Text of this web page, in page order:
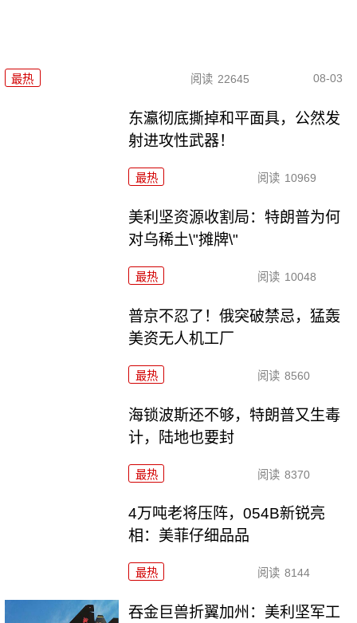
最热 阅读 22645 08-03
东瀛彻底撕掉和平面具，公然发
射进攻性武器！
最热 阅读 10969
美利坚资源收割局：特朗普为何
对乌稀土\"摊牌\"
最热 阅读 10048
普京不忍了！俄突破禁忌，猛轰
美资无人机工厂
最热 阅读 8560
海锁波斯还不够，特朗普又生毒
计，陆地也要封
最热 阅读 8370
4万吨老将压阵，054B新锐亮
相：美菲仔细品品
最热 阅读 8144
吞金巨兽折翼加州：美利坚军工